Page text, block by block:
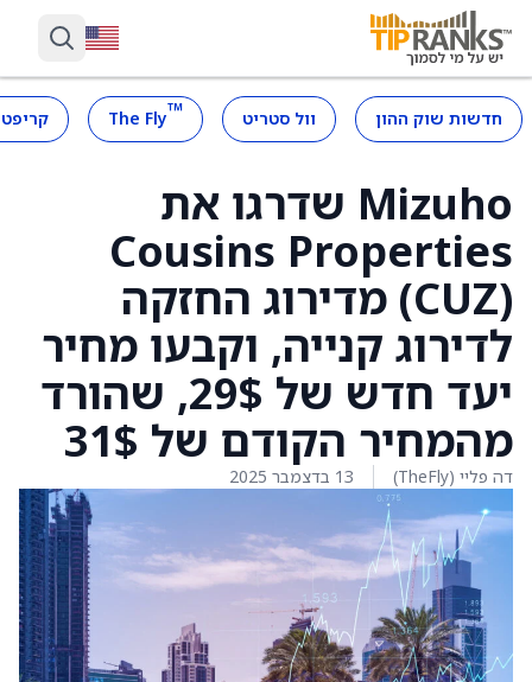
חדשות שוק ההון וול סטריט ™
The Fly
Mizuho שדרגו את
Cousins Properties
(CUZ) מדירוג החזקה
לדירוג קנייה, וקבעו מחיר
יעד חדש של 29$, שהורד
מהמחיר הקודם של 31$
דה פליי (TheFly) 13 בדצמבר 2025